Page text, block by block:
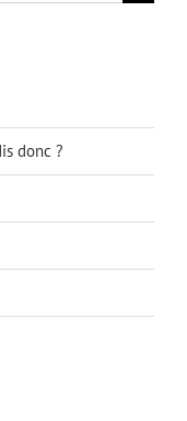
donc ?